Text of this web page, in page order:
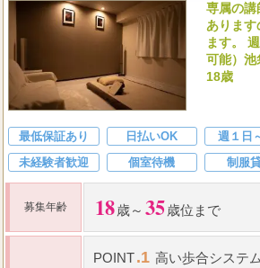
専属の講
あります
ます。
可能）池
18歳
最低保証あり 日払いOK 週１日
未経験者歓迎
個室待機 制服
募集年齢 18歳～ 35歳位まで
POINT.1 高い歩合システム